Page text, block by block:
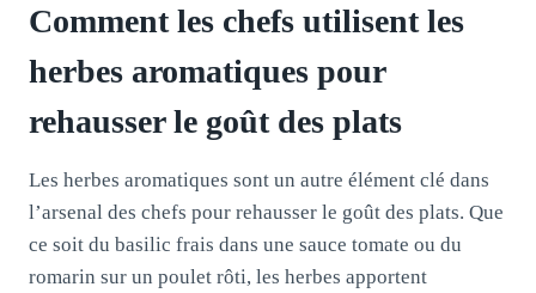
Comment les chefs utilisent les
herbes aromatiques pour
rehausser le goût des plats
Les herbes aromatiques sont un autre élément clé dans
l’arsenal des chefs pour rehausser le goût des plats. Que
ce soit du basilic frais dans une sauce tomate ou du
romarin sur un poulet rôti, les herbes apportent